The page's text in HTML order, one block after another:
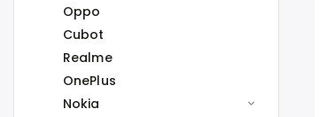
Oppo
Cubot
Realme
OnePlus
Nokia